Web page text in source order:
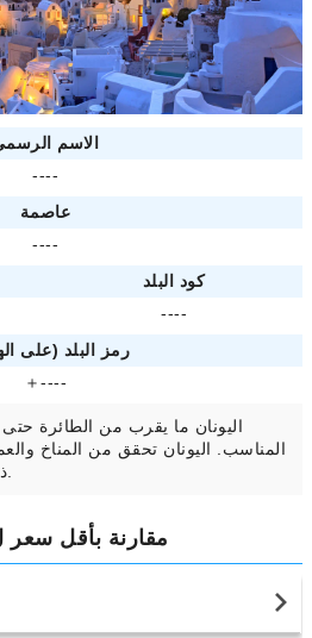
الاسم
----
عاصمة
----
كود البلد
----
رمز البلد (على
＋----
المناسب. اليونان تحقق من المناخ
مقارنة بأقل سعر